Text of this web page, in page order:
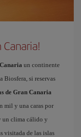
Canaria!
un continente
Biosfera, si reservas
de Gran Canaria
mil y una caras por
un clima cálido y
visitada de las islas